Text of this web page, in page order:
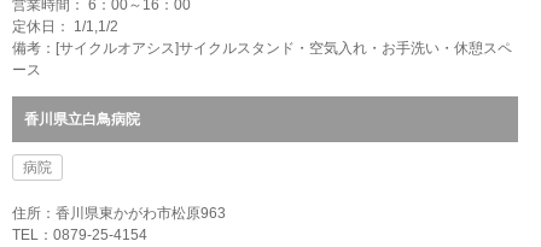
営業時間： 6：00～16：00
定休日： 1/1,1/2
備考：[サイクルオアシス]サイクルスタンド・空気入れ・お手洗い・休憩スペ
ース
香川県立白鳥病院
病院
住所：香川県東かがわ市松原963
TEL：0879-25-4154